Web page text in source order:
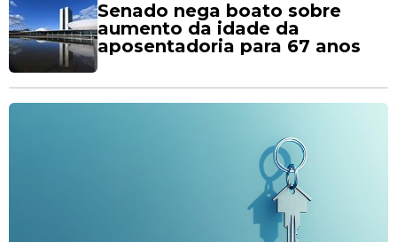
Senado nega boato sobre
aumento da idade da
aposentadoria para 67 anos